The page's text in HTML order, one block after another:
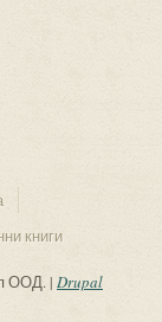
книги
ООД. | Drupal